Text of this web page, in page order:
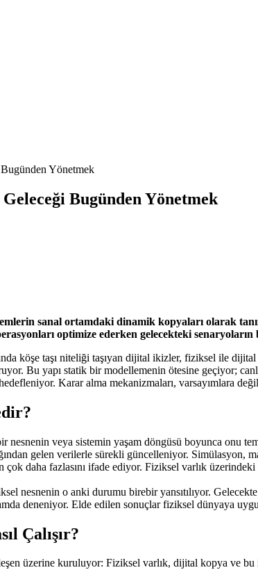
Yönetmek
Bugünden Yönetmek
sanal ortamdaki dinamik kopyaları olarak
optimize ederken gelecekteki
köşe taşı niteliği taşıyan dijital ikizler, fiziksel ile dijital
Bu yapı statik bir modellemenin ötesine geçiyor;
Karar alma mekanizmaları, varsayımlara
nesnenin veya sistemin yaşam döngüsü boyunca onu
gelen verilerle sürekli güncelleniyor. Simülasyon,
daha fazlasını ifade ediyor. Fiziksel varlık
nesnenin o anki durumu birebir yansıtılıyor.
deneniyor. Elde edilen sonuçlar fiziksel dünyaya
Çalışır?
üzerine kuruluyor: Fiziksel varlık, dijital kopya ve